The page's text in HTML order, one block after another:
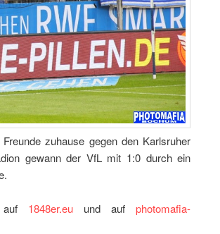
zuhause gegen den Karlsruher
gewann der VfL mit 1:0 durch ein
1848er.eu und aufphotomafia-